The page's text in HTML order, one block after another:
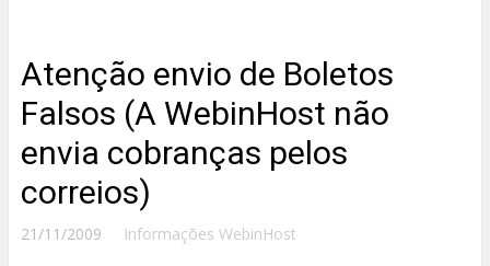
Atenção envio de Boletos
Falsos (A WebinHost não
envia cobranças pelos
correios)
21/11/2009 Informações WebinHost